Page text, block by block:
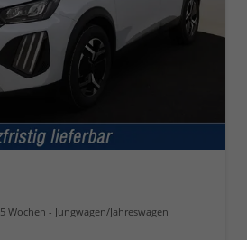
5 Wochen Jungwagen/Jahreswagen